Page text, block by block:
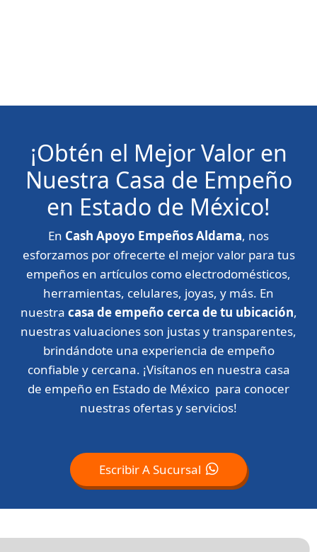
¡Obtén el Mejor Valor en
Nuestra Casa de Empeño
en Estado de México!
En Cash Apoyo Empeños Aldama, nos
esforzamos por ofrecerte el mejor valor para tus
empeños en artículos como electrodomésticos,
herramientas, celulares, joyas, y más. En
nuestra casa de empeño cerca de tu ubicación,
nuestras valuaciones son justas y transparentes,
brindándote una experiencia de empeño
confiable y cercana. ¡Visítanos en nuestra casa
de empeño en Estado de México para conocer
nuestras ofertas y servicios!
Escribir A Sucursal